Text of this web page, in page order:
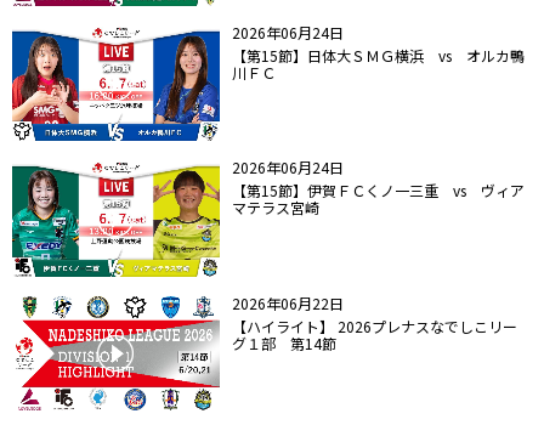
2026年06月24日
【第15節】日体大ＳＭＧ横浜 vs オルカ鴨
川ＦＣ
2026年06月24日
【第15節】伊賀ＦＣくノ一三重 vs ヴィア
マテラス宮崎
2026年06月22日
【ハイライト】 2026プレナスなでしこリー
グ１部 第14節